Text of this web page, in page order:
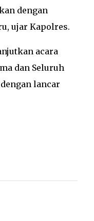
dengan
ujar Kapolres.
acara
dan Seluruh
lancar